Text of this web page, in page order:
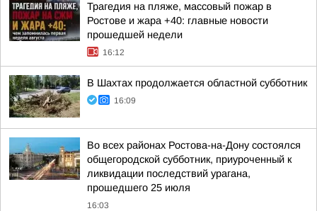
Трагедия на пляже, массовый пожар в
Ростове и жара +40: главные новости
прошедшей недели
16:12
В Шахтах продолжается областной субботник
16:09
Во всех районах Ростова-на-Дону состоялся
общегородской субботник, приуроченный к
ликвидации последствий урагана,
прошедшего 25 июля
16:03